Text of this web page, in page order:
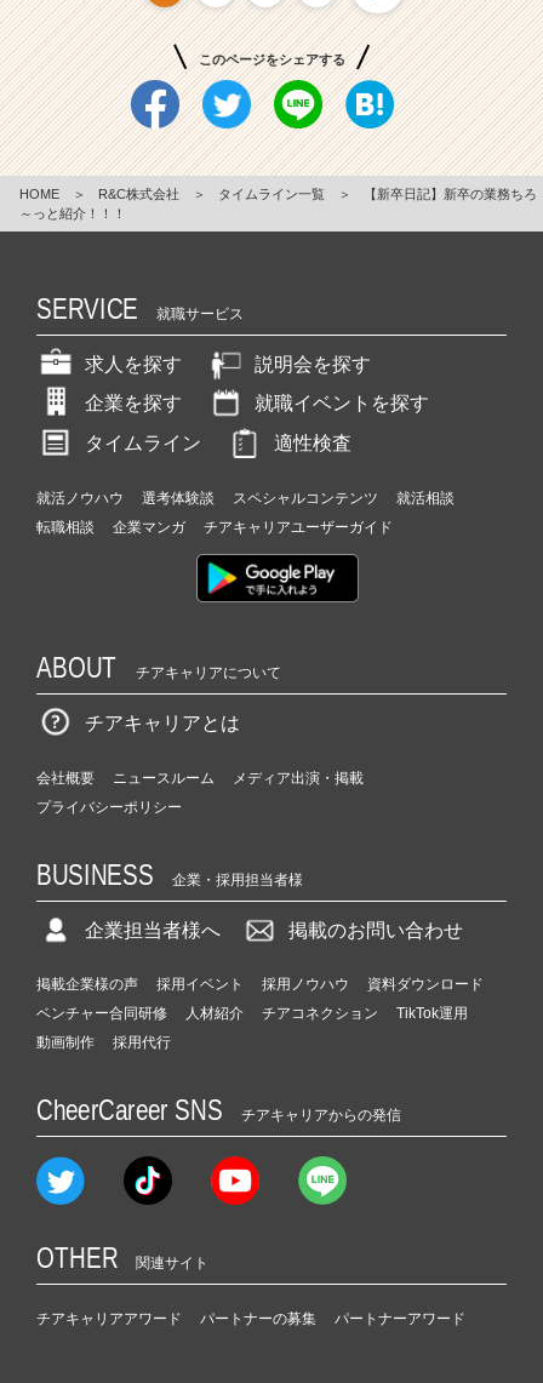
このページをシェアする
HOME ＞ R&C株式会社 ＞ タイムライン一覧 ＞
【新卒日記】新卒の業務ちろ
～っと紹介！！！
SERVICE 就職サービス
求人を探す
説明会を探す
企業を探す
就職イベントを探す
タイムライン
適性検査
就活ノウハウ 選考体験談 スペシャルコンテンツ
就活相談
転職相談
企業マンガ チアキャリアユーザーガイド
ABOUT チアキャリアについて
チアキャリアとは
会社概要 ニュースルーム
メディア出演・掲載
プライバシーポリシー
BUSINESS 企業・採用担当者様
企業担当者様へ 掲載のお問い合わせ
掲載企業様の声 採用イベント 採用ノウハウ
資料ダウンロード
ベンチャー合同研修
人材紹介 チアコネクション
TikTok運用
動画制作
採用代行
CheerCareer SNS チアキャリアからの発信
OTHER 関連サイト
チアキャリアアワード パートナーの募集 パートナーアワード